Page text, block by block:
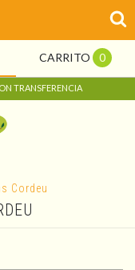
CARRITO 0
TRANSFERENCIA
Cordeu